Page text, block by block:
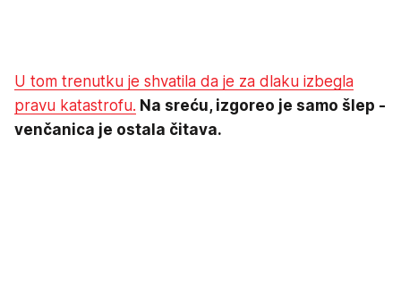
U tom trenutku je shvatila da je za dlaku izbegla
pravu katastrofu. Na sreću, izgoreo je samo šlep -
venčanica je ostala čitava.